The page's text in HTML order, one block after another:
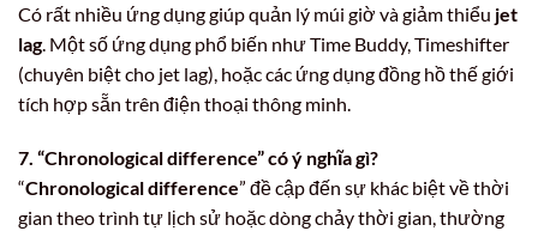
Có rất nhiều ứng dụng giúp quản lý múi giờ và giảm thiểu jet
lag. Một số ứng dụng phổ biến như Time Buddy, Timeshifter
(chuyên biệt cho jet lag), hoặc các ứng dụng đồng hồ thế giới
tích hợp sẵn trên điện thoại thông minh.
7. “Chronological difference” có ý nghĩa gì?
“Chronological difference” đề cập đến sự khác biệt về thời
gian theo trình tự lịch sử hoặc dòng chảy thời gian, thường